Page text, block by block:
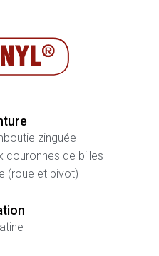
zinguée
couronnes de billes
(roue et pivot)